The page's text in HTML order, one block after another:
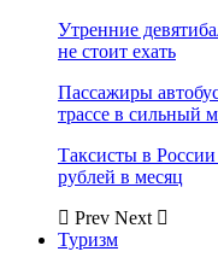
Утренние
не стоит ехать
Пассажиры
трассе в сильный
Таксисты в
рублей в месяц
Prev Next
Туризм